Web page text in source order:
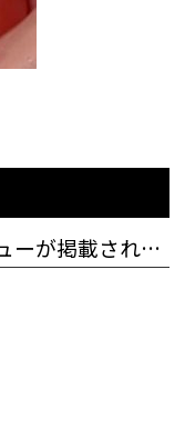
「GLOCAL」に院長のインタビューが掲載されました